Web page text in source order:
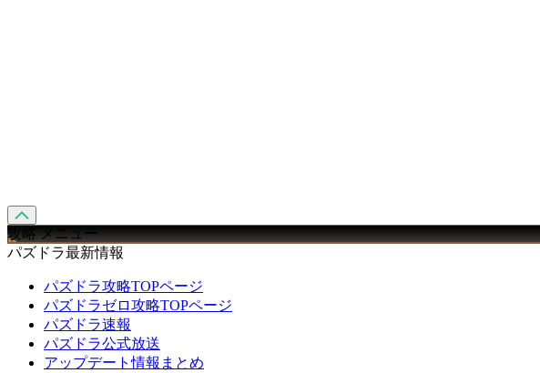
攻略 メニュー
パズドラ最新情報
パズドラ攻略TOPページ
パズドラゼロ攻略TOPページ
パズドラ速報
パズドラ公式放送
アップデート情報まとめ